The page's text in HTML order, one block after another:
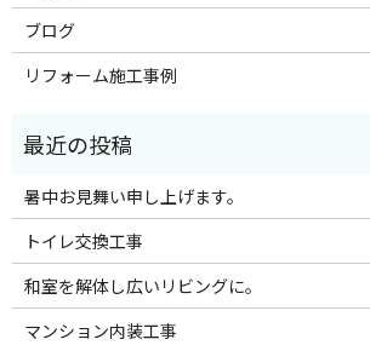
ブログ
リフォーム施工事例
暑中お見舞い申し上げます。
トイレ交換工事
和室を解体し広いリビングに。
マンション内装工事